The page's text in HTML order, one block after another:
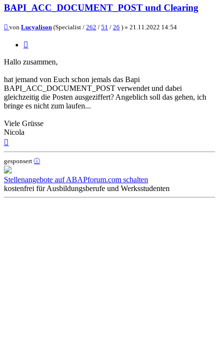
BAPI_ACC_DOCUMENT_POST und Clearing
Beitrag
von Lucyalison (Specialist / 262 / 51 / 26 ) » 21.11.2022 14:54
Hallo zusammen,
hat jemand von Euch schon jemals das Bapi
BAPI_ACC_DOCUMENT_POST verwendet und dabei
gleichzeitig die Posten ausgeziffert? Angeblich soll das gehen, ich
bringe es nicht zum laufen...
Viele Grüsse
Nicola
gesponsert ⓘ
Stellenangebote auf ABAPforum.com schalten
kostenfrei für Ausbildungsberufe und Werksstudenten